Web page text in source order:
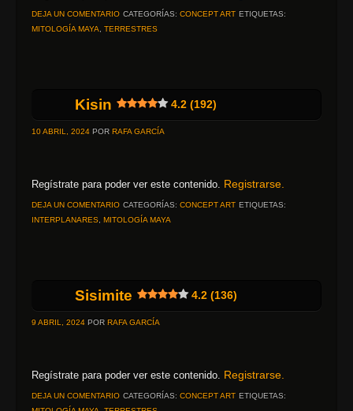
DEJA UN COMENTARIO CATEGORÍAS: CONCEPT ART ETIQUETAS:
MITOLOGÍA MAYA
TERRESTRES
Kisin 4.2 (192)
10 ABRIL, 2024 POR RAFA GARCÍA
Regístrate para poder ver este contenido. Registrarse.
DEJA UN COMENTARIO CATEGORÍAS: CONCEPT ART ETIQUETAS:
INTERPLANARES MITOLOGÍA MAYA
Sisimite 4.2 (136)
9 ABRIL, 2024 POR RAFA GARCÍA
Regístrate para poder ver este contenido. Registrarse.
DEJA UN COMENTARIO CATEGORÍAS: CONCEPT ART ETIQUETAS: